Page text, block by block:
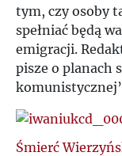
tym, czy osoby
spełniać będą
emigracji.
pisze o planach
Śmierć